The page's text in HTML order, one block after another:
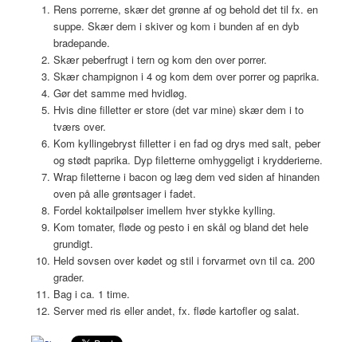
Rens porrerne, skær det grønne af og behold det til fx. en
suppe. Skær dem i skiver og kom i bunden af en dyb
bradepande.
Skær peberfrugt i tern og kom den over porrer.
Skær champignon i 4 og kom dem over porrer og paprika.
Gør det samme med hvidløg.
Hvis dine filletter er store (det var mine) skær dem i to
tværs over.
Kom kyllingebryst filletter i en fad og drys med salt, peber
og stødt paprika. Dyp filetterne omhyggeligt i krydderierne.
Wrap filetterne i bacon og læg dem ved siden af hinanden
oven på alle grøntsager i fadet.
Fordel koktailpølser imellem hver stykke kylling.
Kom tomater, fløde og pesto i en skål og bland det hele
grundigt.
Held sovsen over kødet og stil i forvarmet ovn til ca. 200
grader.
Bag i ca. 1 time.
Server med ris eller andet, fx. fløde kartofler og salat.